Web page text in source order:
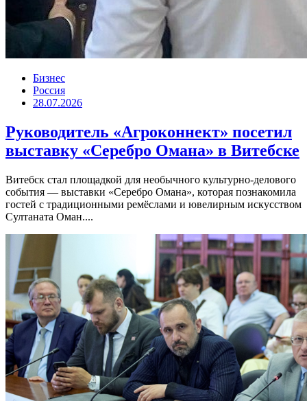
Бизнес
Россия
28.07.2026
Руководитель «Агроконнект» посетил
выставку «Серебро Омана» в Витебске
Витебск стал площадкой для необычного культурно-делового
события — выставки «Серебро Омана», которая познакомила
гостей с традиционными ремёслами и ювелирным искусством
Султаната Оман....